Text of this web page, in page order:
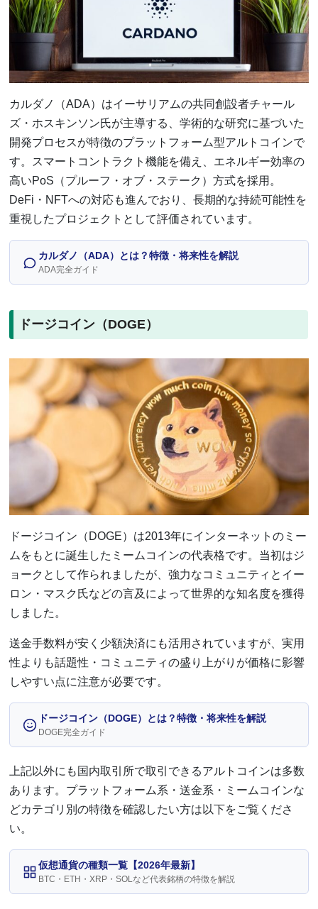
カルダノ（ADA）はイーサリアムの共同創設者チャール
ズ・ホスキンソン氏が主導する、学術的な研究に基づいた
開発プロセスが特徴のプラットフォーム型アルトコインで
す。スマートコントラクト機能を備え、エネルギー効率の
高いPoS（プルーフ・オブ・ステーク）方式を採用。
DeFi・NFTへの対応も進んでおり、長期的な持続可能性を
重視したプロジェクトとして評価されています。
カルダノ（ADA）とは？特徴・将来性を解説
ADA完全ガイド
ドージコイン（DOGE）
ドージコイン（DOGE）は2013年にインターネットのミー
ムをもとに誕生したミームコインの代表格です。当初はジ
ョークとして作られましたが、強力なコミュニティとイー
ロン・マスク氏などの言及によって世界的な知名度を獲得
しました。
送金手数料が安く少額決済にも活用されていますが、実用
性よりも話題性・コミュニティの盛り上がりが価格に影響
しやすい点に注意が必要です。
ドージコイン（DOGE）とは？特徴・将来性を解説
DOGE完全ガイド
上記以外にも国内取引所で取引できるアルトコインは多数
あります。プラットフォーム系・送金系・ミームコインな
どカテゴリ別の特徴を確認したい方は以下をご覧くださ
い。
仮想通貨の種類一覧【2026年最新】
BTC・ETH・XRP・SOLなど代表銘柄の特徴を解説